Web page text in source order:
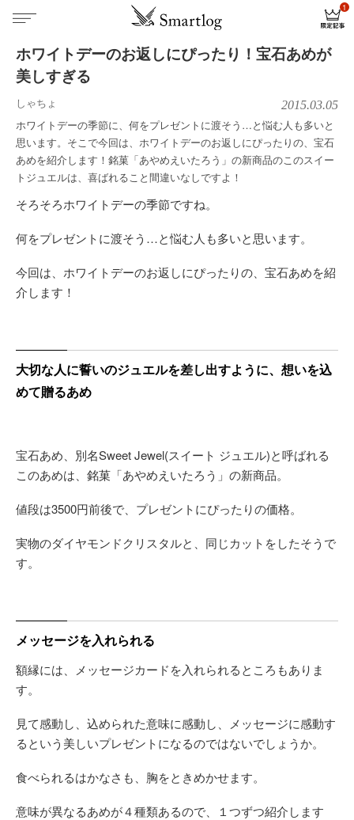
ホワイトデーのお返しにぴったり！宝石あめが
美しすぎる
しゃちょ 2015.03.05
ホワイトデーの季節に、何をプレゼントに渡そう…と悩む人も多いと
思います。そこで今回は、ホワイトデーのお返しにぴったりの、宝石
あめを紹介します！銘菓「あやめえいたろう」の新商品のこのスイー
トジュエルは、喜ばれること間違いなしですよ！
そろそろホワイトデーの季節ですね。
何をプレゼントに渡そう…と悩む人も多いと思います。
今回は、ホワイトデーのお返しにぴったりの、宝石あめを紹
介します！
大切な人に誓いのジュエルを差し出すように、想いを込
めて贈るあめ
宝石あめ、別名Sweet Jewel(スイート ジュエル)と呼ばれる
このあめは、銘菓「あやめえいたろう」の新商品。
値段は3500円前後で、プレゼントにぴったりの価格。
実物のダイヤモンドクリスタルと、同じカットをしたそうで
す。
メッセージを入れられる
額縁には、メッセージカードを入れられるところもありま
す。
見て感動し、込められた意味に感動し、メッセージに感動す
るという美しいプレゼントになるのではないでしょうか。
食べられるはかなさも、胸をときめかせます。
意味が異なるあめが４種類あるので、１つずつ紹介します